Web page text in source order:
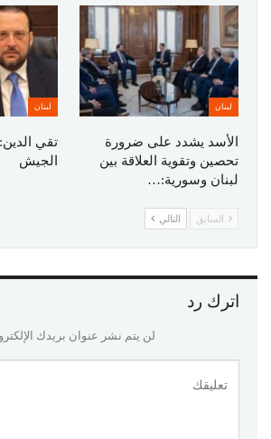
لبنان
الأسد يشدد على ضرورة
تحصين وتقوية العلاقة بين
لبنان وسورية:…
لبنان
تقي
الجيش
السابق التالي
اترك رد
لن يتم نشر عنوان بريدك